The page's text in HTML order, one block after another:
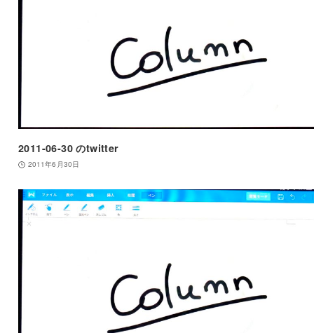
2011-06-30 のtwitter
2011年6月30日